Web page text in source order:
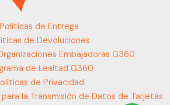
Políticas de Entrega
de Devoluciones
Embajadoras G360
de Lealtad G360
de Privacidad
la Transmisión de Datos de Tarjetas